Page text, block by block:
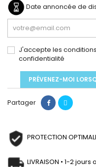
Date annoncée de
J'accepte les
confidentialité
PRÉVENEZ-MOI
Partager
PROTECTION
LIVRAISON • 1-2